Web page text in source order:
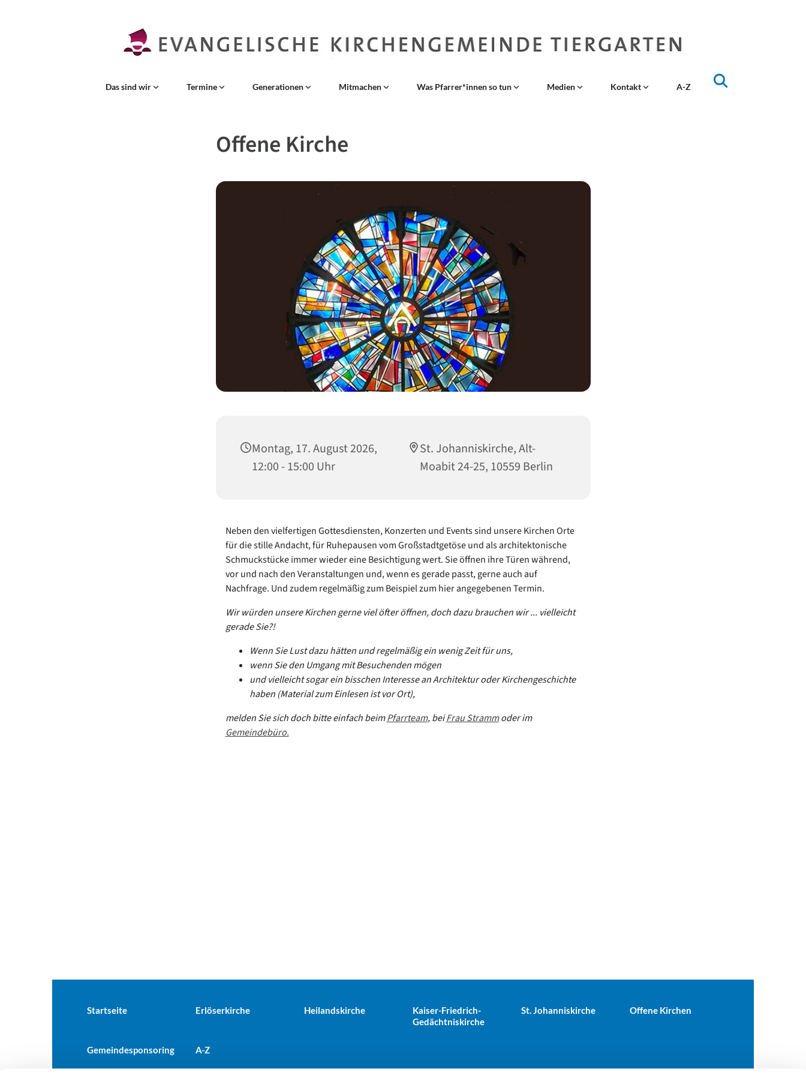
Das sind wir Termine Generationen Mitmachen Was Pfarrer*innen so tun Medien Kontakt A-Z
Offene Kirche
Montag, 17. August 2026,
12:00 - 15:00 Uhr
St. Johanniskirche, Alt-
Moabit 24-25, 10559 Berlin
Neben den vielfertigen Gottesdiensten, Konzerten und Events sind unsere Kirchen Orte
für die stille Andacht, für Ruhepausen vom Großstadtgetöse und als architektonische
Schmuckstücke immer wieder eine Besichtigung wert. Sie öffnen ihre Türen während,
vor und nach den Veranstaltungen und, wenn es gerade passt, gerne auch auf
Nachfrage. Und zudem regelmäßig zum Beispiel zum hier angegebenen Termin.
Wir würden unsere Kirchen gerne viel öfter öffnen, doch dazu brauchen wir ... vielleicht
gerade Sie?!
Wenn Sie Lust dazu hätten und regelmäßig ein wenig Zeit für uns,
wenn Sie den Umgang mit Besuchenden mögen
und vielleicht sogar ein bisschen Interesse an Architektur oder Kirchengeschichte
haben (Material zum Einlesen ist vor Ort),
melden Sie sich doch bitte einfach beimPfarrteam, beiFrau Strammoder im
Gemeindebüro.
Startseite Erlöserkirche Heilandskirche
Kaiser-Friedrich-
Gedächtniskirche
St. Johanniskirche Offene Kirchen
Gemeindesponsoring A-Z